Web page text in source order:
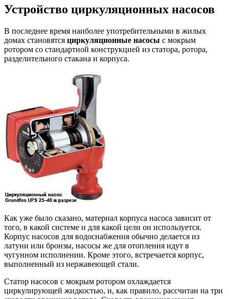
Устройство циркуляционных насосов
В последнее время наиболее употребительными в жилых
домах становятся циркуляционные насосы с мокрым
ротором со стандартной конструкцией из статора, ротора,
разделительного стакана и корпуса.
Как уже было сказано, материал корпуса насоса зависит от
того, в какой системе и для какой цели он используется.
Корпус насосов для водоснабжения обычно делается из
латуни или бронзы, насосы же для отопления идут в
чугунном исполнении. Кроме этого, встречается корпус,
выполненный из нержавеющей стали.
Статор насосов с мокрым ротором охлаждается
циркулирующей жидкостью, и, как правило, рассчитан на три